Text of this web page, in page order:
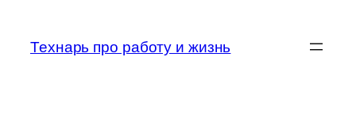
содержимому
Технарь про работу и жизнь